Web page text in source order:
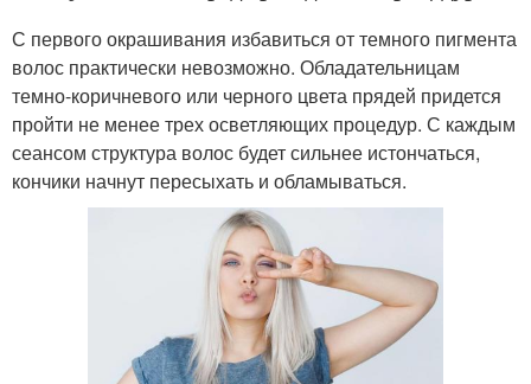
С первого окрашивания избавиться от темного пигмента
волос практически невозможно. Обладательницам
темно-коричневого или черного цвета прядей придется
пройти не менее трех осветляющих процедур. С каждым
сеансом структура волос будет сильнее истончаться,
кончики начнут пересыхать и обламываться.